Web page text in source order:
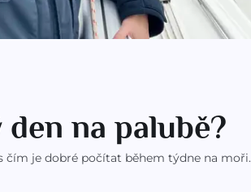
na palubě?
čím je dobré počítat během týdne na moři.